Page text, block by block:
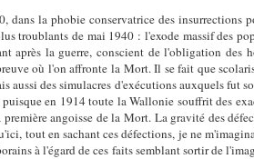
dans la phobie conservatrice des insurrections
troublants de mai 1940 : l'exode massif des
après la guerre, conscient de l'obligation des
où l'on affronte la Mort. Il se fait que
des simulacres d'exécutions auxquels fut
en 1914 toute la Wallonie souffrit des
angoisse de la Mort. La gravité des
tout en sachant ces défections, je ne
à l'égard de ces faits semblant sortir de